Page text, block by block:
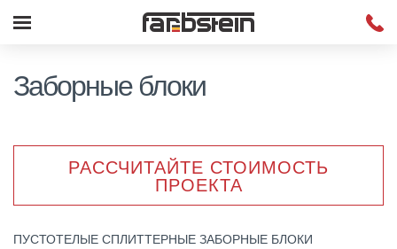
Заборные блоки
ПУСТОТЕЛЫЕ СПЛИТТЕРНЫЕ ЗАБОРНЫЕ БЛОКИ
РАССЧИТАЙТЕ СТОИМОСТЬ
ПРОЕКТА